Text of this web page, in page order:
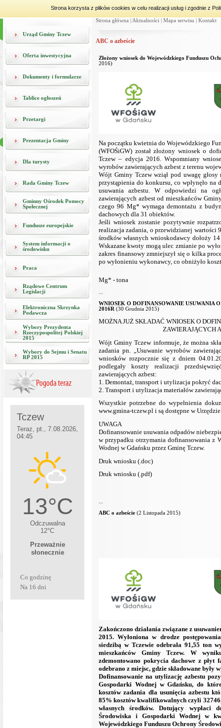
Strona korzysta z plików cookies w celu realizacji usług i zgodnie z
Urząd Gminy Tczew
Oferta inwestycyjna
Dokumenty i formularze
Tablice ogłoszeń
Przetargi
Prezentacja Gminy
Dla turysty
Rada Gminy Tczew
Gminny Ośrodek Pomocy
Społecznej
Fundusze europejskie
System informacji o
środowisku
Praca
Rządowe Centrum
Legislacji
Elektroniczna Skrzynka
Podawcza
Wybory Prezydenta
Rzeczypospolitej Polskiej
2015
Wybory do Sejmu i Senatu
RP 2015
Co godzinę
Na 16 dni
Strona główna Aktualności Mapa serwisu Kontakt
ABC o azbeście
Złożony wniosek do Wojewódzkiego Funduszu
2016)
Na początku kwietnia do Wojewódzkiego
(WFOŚiGW) został złożony wniosek o
Tczew – edycja 2016. Wspomniany
wyrobów zawierających azbest z terenu
Wójt Gminy Tczew wziął pod uwagę głosy
przystąpienia do konkursu, co wpłynęło na
usuwania azbestu. W odpowiedzi na
zawierających azbest od mieszkańców
czego 96 Mg* wymaga demontażu z
dachowych dla 31 obiektów.
Jeśli wniosek zostanie pozytywnie
realizacja zadania, o przewidzianej wartości
środków własnych wnioskodawcy dołoży
Wskazane kwoty mogą ulec zmianie po
zakres finansowy zmniejszył się o kilka
po wyłonieniu wykonawcy, co obniżyło
Mg* - tona
WNIOSEK O DOFINANSOWANIE USUWANIA
2016R (30 Grudnia 2015)
MOŻNA JUŻ SKŁADAĆ WNIOSEK O
ZAWIERAJĄCYCH
Wójt Gminy Tczew informuje, że można
zadania pn. „Usuwanie wyrobów
wniosków rozpocznie się z dniem
podlegały koszty realizacji
zawierających azbest:
1. Demontaż, transport i utylizacja pokryć
2. Transport i utylizacja materiałów
Wszystkie potrzebne do wypełnienia
www.gmina-tczew.pl i są dostępne w
UWAGA
Dofinansowanie usuwania odpadów
w przypadku otrzymania dofinansowania z
Wodnej w Gdańsku przez Gminę Tczew.
Druk wniosku (.doc)
Druk wniosku (.pdf)
...
ABC o azbeście (2 Listopada 2015)
Zakończono działania związane z
2015. Wyłoniona w drodze
siedzibą w Tczewie odebrała 91,55 ton
mieszkańców Gminy Tczew. W
zdemontowano pokrycia dachowe z płyt
odebrano z miejsc, gdzie składowane były
Dofinansowanie na utylizację azbestu
Gospodarki Wodnej w Gdańsku, do
kosztów zadania dla usunięcia azbestu
85% kosztów kwalifikowalnych czyli
własnych środków. Dotujący wypłaci
Środowiska i Gospodarki Wodnej w
Wojewódzkiego Funduszu Ochrony